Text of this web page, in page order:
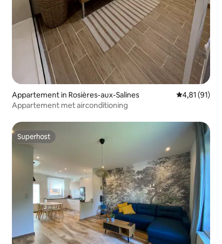
Appartement in Rosières-aux-Salines Gemiddelde
4,81 (91)
Appartement met airconditioning
Superhost
Superhost